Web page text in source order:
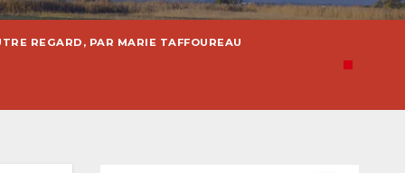
REGARD, PAR MARIE TAFFOUREAU